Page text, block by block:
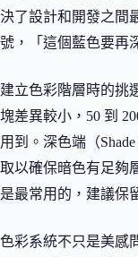
決了設計和開發之間
號，「這個藍色要再
建立色彩階層時的挑
塊差異較小，50 到
用到。深色端（
取以確保暗色有足夠
是最常用的，建議保
色彩系統不只是美感